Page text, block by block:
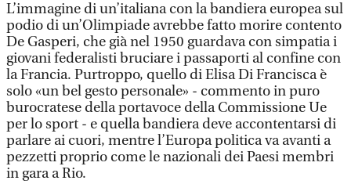
L’immagine di un’italiana con la bandiera europea sul
podio di un’Olimpiade avrebbe fatto morire contento
De Gasperi, che già nel 1950 guardava con simpatia i
giovani federalisti bruciare i passaporti al confine con
la Francia. Purtroppo, quello di Elisa Di Francisca è
solo «un bel gesto personale» - commento in puro
burocratese della portavoce della Commissione Ue
per lo sport - e quella bandiera deve accontentarsi di
parlare ai cuori, mentre l’Europa politica va avanti a
pezzetti proprio come le nazionali dei Paesi membri
in gara a Rio.